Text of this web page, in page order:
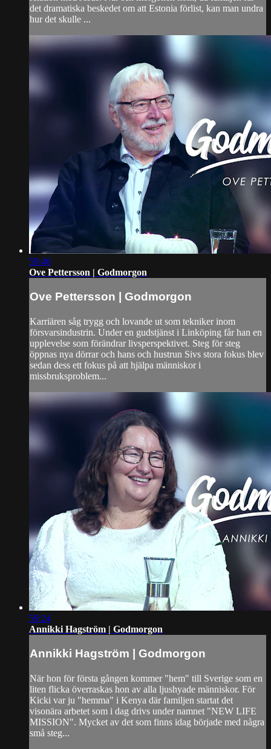
det dramatiska beskedet om att Estonia förlist, kan man undra
hur det skulle ...
59:46
Ove Pettersson | Godmorgon
Ove Pettersson | Godmorgon
Karriären såg trygg och lovande ut som tekniker inom
försvarsindustrin. Under en gudstjänst i Linköping får han en
upplevelse som förändrar livsperspektivet. Steg för steg
öppnas nya dörrar och hans och hustrun Sivs stora fokus blev
sedan dess ett fokus på att hjälpa människor i
missbruksproblem...
59:24
Annikki Hagström | Godmorgon
Annikki Hagström | Godmorgon
När hon för första gången kommer "hem" till Sverige som en
liten flicka överraskas hon av alla ljushyade människor. För
Kicki var ju "hemma" i Kenya där familjen startat det
visonära arbetet som i dag drivs under namnet "NEW LIFE
MISSION". Mycket av det som finns idag började med några
små steg...